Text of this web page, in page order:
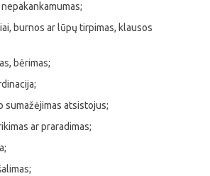
burnos ar lūpų tirpimas, klausos
bėrimas;
sumažėjimas atsistojus;
ar praradimas;